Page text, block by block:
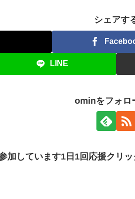
シェアす
LINE
ominをフォロ
加しています1日1回応援クリ